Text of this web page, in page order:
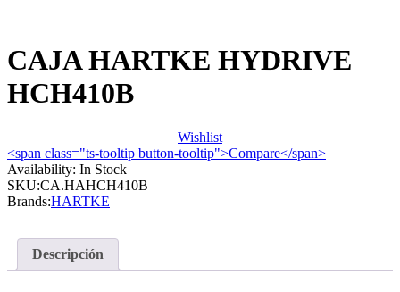
CAJA HARTKE HYDRIVE
HCH410B
Wishlist
<span class="ts-tooltip button-tooltip">Compare</span>
Availability: In Stock
SKU:CA.HAHCH410B
Brands:HARTKE
Descripción